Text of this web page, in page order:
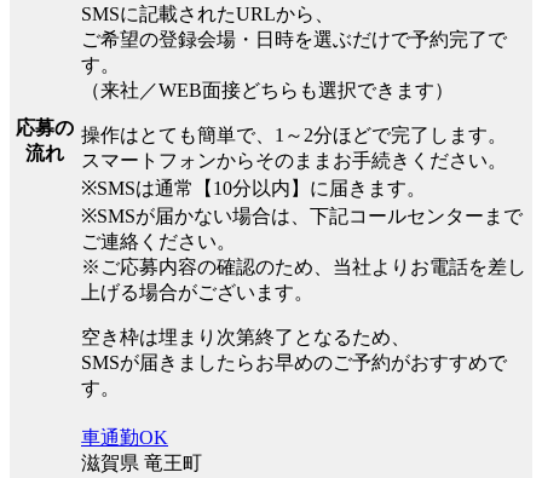
応募の
流れ
SMSに記載されたURLから、
ご希望の登録会場・日時を選ぶだけで予約完了で
す。
（来社／WEB面接どちらも選択できます）
操作はとても簡単で、1～2分ほどで完了します。
スマートフォンからそのままお手続きください。
※SMSは通常【10分以内】に届きます。
※SMSが届かない場合は、下記コールセンターまで
ご連絡ください。
※ご応募内容の確認のため、当社よりお電話を差し
上げる場合がございます。
空き枠は埋まり次第終了となるため、
SMSが届きましたらお早めのご予約がおすすめで
す。
車通勤OK
滋賀県 竜王町